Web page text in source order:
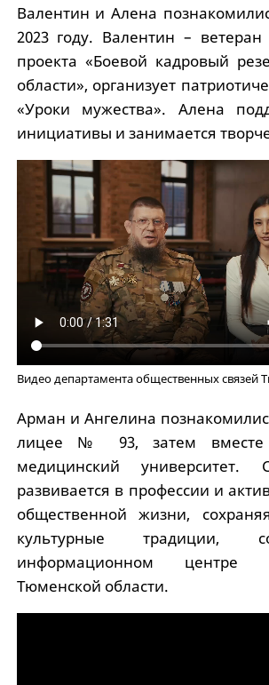
Валентин и Алена
2023 году. Валентин –
проекта «Боевой кадровый
области», организует
«Уроки мужества». Алена
инициативы и занимается
Видео департамента общественных связей
Арман и Ангелина
лицее № 93, затем вместе
медицинский университет.
развивается в профессии и
общественной жизни,
культурные традиции,
информационном центре
Тюменской области.